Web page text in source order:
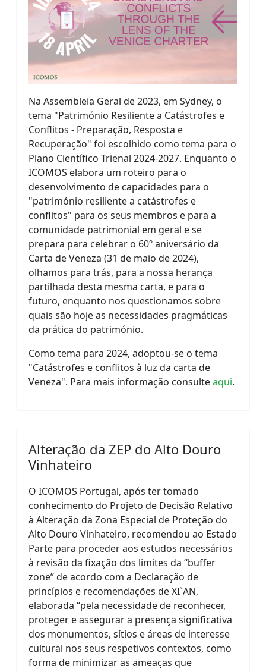
Na Assembleia Geral de 2023, em Sydney, o
tema "Património Resiliente a Catástrofes e
Conflitos - Preparação, Resposta e
Recuperação" foi escolhido como tema para o
Plano Científico Trienal 2024-2027. Enquanto o
ICOMOS elabora um roteiro para o
desenvolvimento de capacidades para o
"património resiliente a catástrofes e
conflitos" para os seus membros e para a
comunidade patrimonial em geral e se
prepara para celebrar o 60º aniversário da
Carta de Veneza (31 de maio de 2024),
olhamos para trás, para a nossa herança
partilhada desta mesma carta, e para o
futuro, enquanto nos questionamos sobre
quais são hoje as necessidades pragmáticas
da prática do património.
Como tema para 2024, adoptou-se o tema
"Catástrofes e conflitos à luz da carta de
Veneza". Para mais informação consulteaqui.
Alteração da ZEP do Alto Douro
Vinhateiro
O ICOMOS Portugal, após ter tomado
conhecimento do Projeto de Decisão Relativo
à Alteração da Zona Especial de Proteção do
Alto Douro Vinhateiro, recomendou ao Estado
Parte para proceder aos estudos necessários
à revisão da fixação dos limites da “buffer
zone” de acordo com a Declaração de
princípios e recomendações de XI`AN,
elaborada “pela necessidade de reconhecer,
proteger e assegurar a presença significativa
dos monumentos, sítios e áreas de interesse
cultural nos seus respetivos contextos, como
forma de minimizar as ameaças que